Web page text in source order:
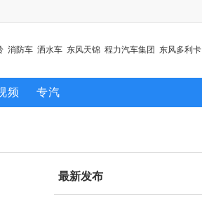
消防车 洒水车 东风天锦 程力汽车集团 东风多利卡
频 专汽
最新发布